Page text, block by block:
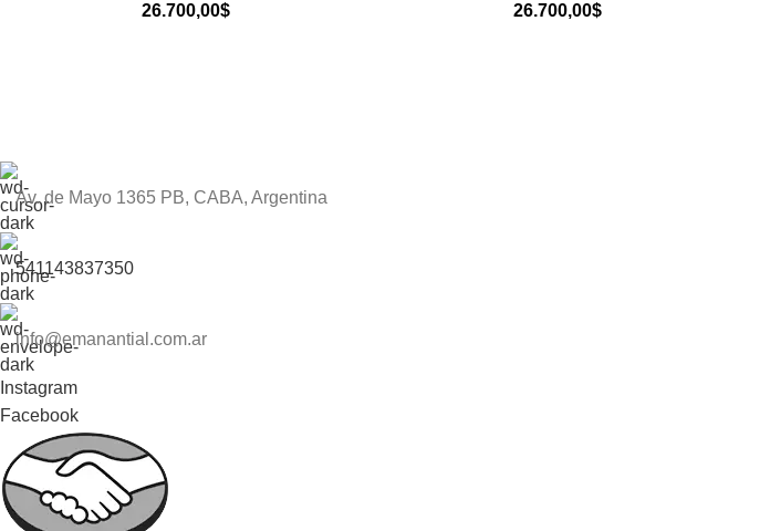
26.700,00$
26.700,00$
Av. de Mayo 1365 PB, CABA, Argentina
541143837350
info@emanantial.com.ar
Instagram
Facebook